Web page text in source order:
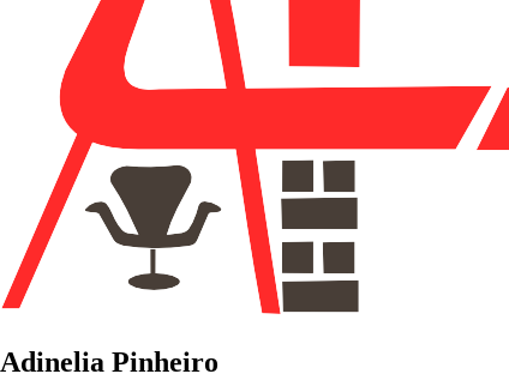
Adinelia Pinheiro